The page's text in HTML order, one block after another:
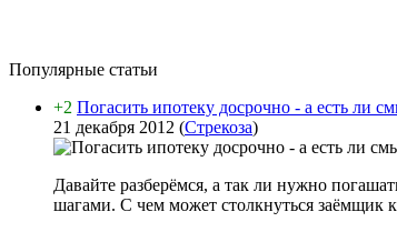
Популярные статьи
+2 Погасить ипотеку досрочно - а есть ли
21 декабря 2012 (Стрекоза)
Давайте разберёмся, а так ли нужно
шагами. С чем может столкнуться заёмщик